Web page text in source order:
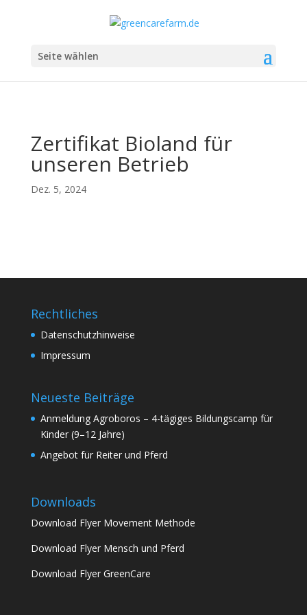
Seite wählen
Zertifikat Bioland für
unseren Betrieb
Dez. 5, 2024
Rechtliches
Datenschutzhinweise
Impressum
Neueste Beiträge
Anmeldung Agroboros – 4-tägiges Bildungscamp für
Kinder (9–12 Jahre)
Angebot für Reiter und Pferd
Downloads
Download Flyer Movement Methode
Download Flyer Mensch und Pferd
Download Flyer GreenCare